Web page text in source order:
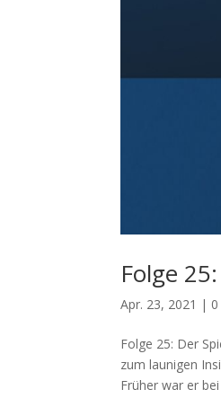
Folge
Apr. 23, 2021 |
Folge 25: Der
zum launigen
Früher war er